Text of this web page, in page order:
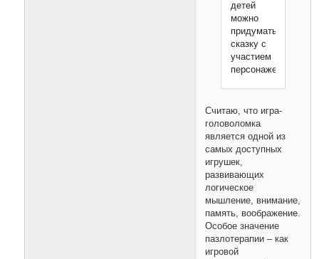
детей
можно
придумать
сказку с
участием
персонажей.
Считаю, что игра-
головоломка
является одной из
самых доступных
игрушек,
развивающих
логическое
мышление, внимание,
память, воображение.
Особое значение
пазлотерапии – как
игровой